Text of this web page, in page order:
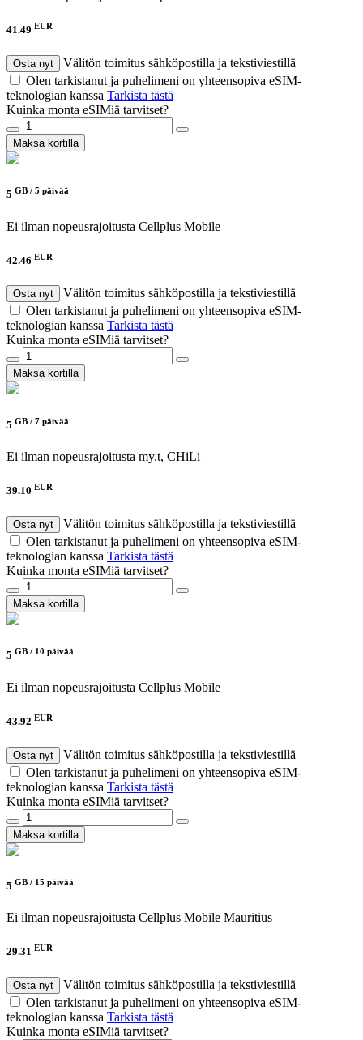
41.49 EUR
Osta nyt
Välitön toimitus sähköpostilla ja tekstiviestillä
Olen tarkistanut ja puhelimeni on yhteensopiva eSIM-
teknologian kanssa Tarkista tästä
Kuinka monta eSIMiä tarvitset?
Maksa kortilla
5 GB / 5 päivää
Ei ilman nopeusrajoitusta Cellplus Mobile
42.46 EUR
Osta nyt
Välitön toimitus sähköpostilla ja tekstiviestillä
Olen tarkistanut ja puhelimeni on yhteensopiva eSIM-
teknologian kanssa Tarkista tästä
Kuinka monta eSIMiä tarvitset?
Maksa kortilla
5 GB / 7 päivää
Ei ilman nopeusrajoitusta my.t, CHiLi
39.10 EUR
Osta nyt
Välitön toimitus sähköpostilla ja tekstiviestillä
Olen tarkistanut ja puhelimeni on yhteensopiva eSIM-
teknologian kanssa Tarkista tästä
Kuinka monta eSIMiä tarvitset?
Maksa kortilla
5 GB / 10 päivää
Ei ilman nopeusrajoitusta Cellplus Mobile
43.92 EUR
Osta nyt
Välitön toimitus sähköpostilla ja tekstiviestillä
Olen tarkistanut ja puhelimeni on yhteensopiva eSIM-
teknologian kanssa Tarkista tästä
Kuinka monta eSIMiä tarvitset?
Maksa kortilla
5 GB / 15 päivää
Ei ilman nopeusrajoitusta Cellplus Mobile Mauritius
29.31 EUR
Osta nyt
Välitön toimitus sähköpostilla ja tekstiviestillä
Olen tarkistanut ja puhelimeni on yhteensopiva eSIM-
teknologian kanssa Tarkista tästä
Kuinka monta eSIMiä tarvitset?